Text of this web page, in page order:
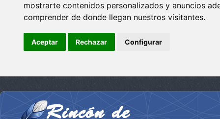
mostrarte contenidos personalizados y anuncios
comprender de donde llegan nuestros visitantes.
Aceptar Rechazar Configurar